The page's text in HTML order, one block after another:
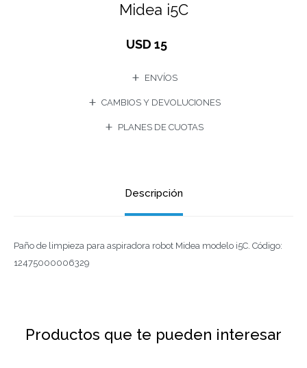
Midea i5C
USD 15
ENVÍOS
CAMBIOS Y DEVOLUCIONES
PLANES DE CUOTAS
Descripción
Paño de limpieza para aspiradora robot Midea modelo i5C. Código:
12475000006329
Productos que te pueden interesar